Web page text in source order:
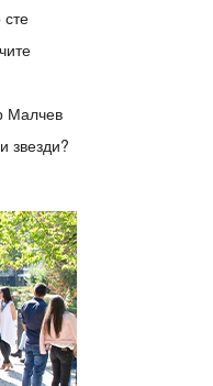
Малчев
звезди?